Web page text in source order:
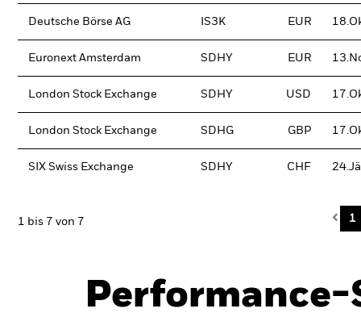
Deutsche Börse AG IS3K EUR
Euronext Amsterdam SDHY EUR
London Stock Exchange SDHY USD
London Stock Exchange SDHG GBP
SIX Swiss Exchange SDHY CHF
1 bis 7 von 7 1
Performance-